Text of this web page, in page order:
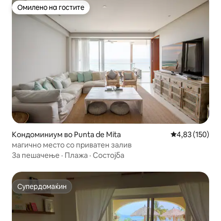
Омилено на гостите
Омилено на гостите
Кондоминиум во Punta de Mita Просечна
4,83 (150)
магично место со приватен залив
За пешачење · Плажа · Состојба
Супердомаќин
Супердомаќин